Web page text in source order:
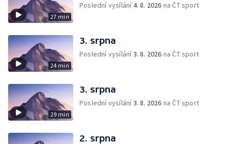
27 min
Poslední vysílání4. 8. 2026 na ČT sport
24 min
3. srpna
Poslední vysílání3. 8. 2026 na ČT sport
29 min
3. srpna
Poslední vysílání3. 8. 2026 na ČT sport
2. srpna